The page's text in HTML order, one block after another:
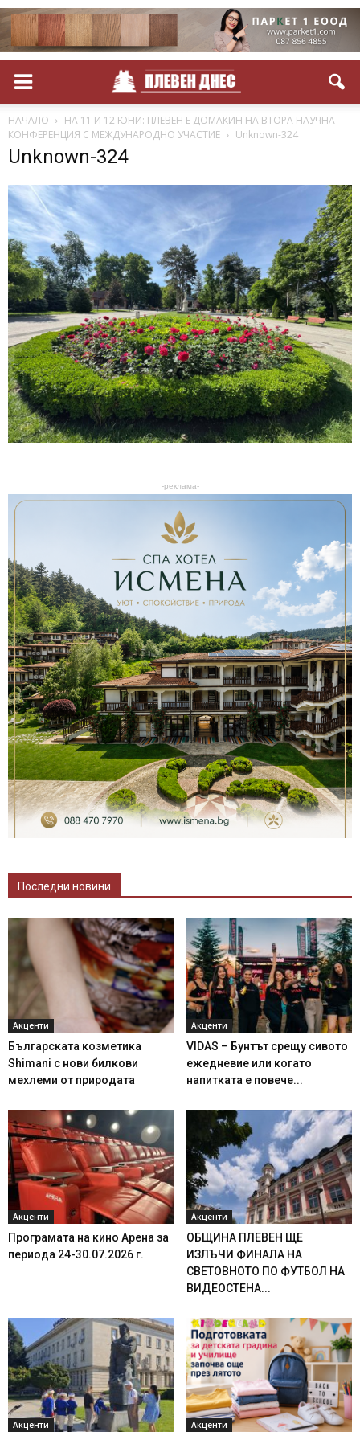
НАЧАЛО
НА 11 И 12 ЮНИ: ПЛЕВЕН Е ДОМАКИН НА ВТОРА НАУЧНА
КОНФЕРЕНЦИЯ С МЕЖДУНАРОДНО УЧАСТИЕ
Unknown-324
Unknown-324
-реклама-
Последни новини
Акценти
Българската козметика
Shimani с нови билкови
мехлеми от природата
Акценти
VIDAS – Бунтът срещу сивото
ежедневие или когато
напитката е повече...
Акценти
Програмата на кино Арена за
периода 24-30.07.2026 г.
Акценти
ОБЩИНА ПЛЕВЕН ЩЕ
ИЗЛЪЧИ ФИНАЛА НА
СВЕТОВНОТО ПО ФУТБОЛ НА
ВИДЕОСТЕНА...
Акценти Акценти